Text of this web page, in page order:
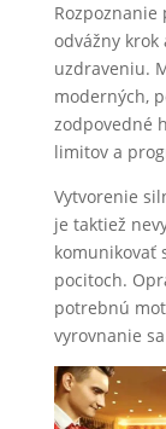
odvážny krok
uzdraveniu.
moderných,
zodpovedné
limitov a
Vytvorenie
je taktiež
komunikovať
pocitoch.
potrebnú
vyrovnanie